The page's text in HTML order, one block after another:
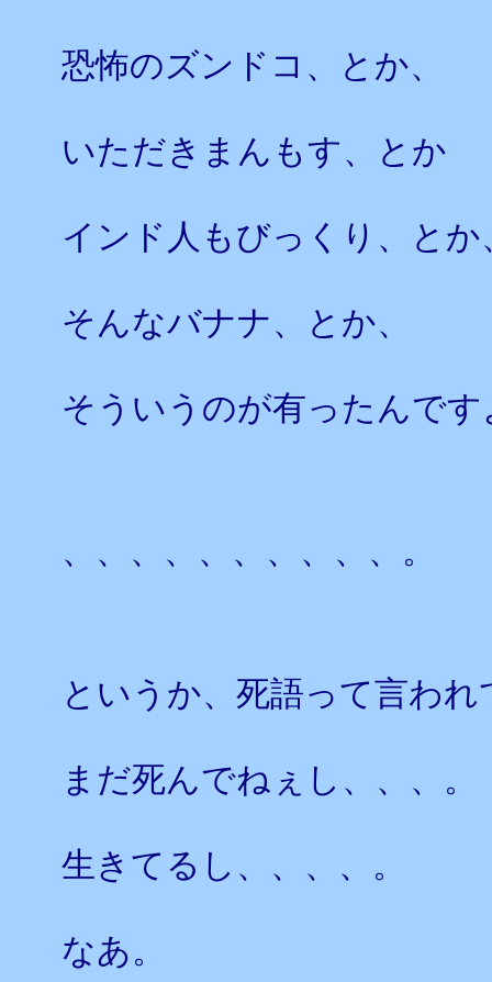
恐怖のズンドコ、とか、
いただきまんもす、とか
インド人もびっくり、とか
そんなバナナ、とか、
そういうのが有ったんで
、、、、、、、、、、。
というか、死語って言わ
まだ死んでねぇし、、、。
生きてるし、、、、。
なあ。